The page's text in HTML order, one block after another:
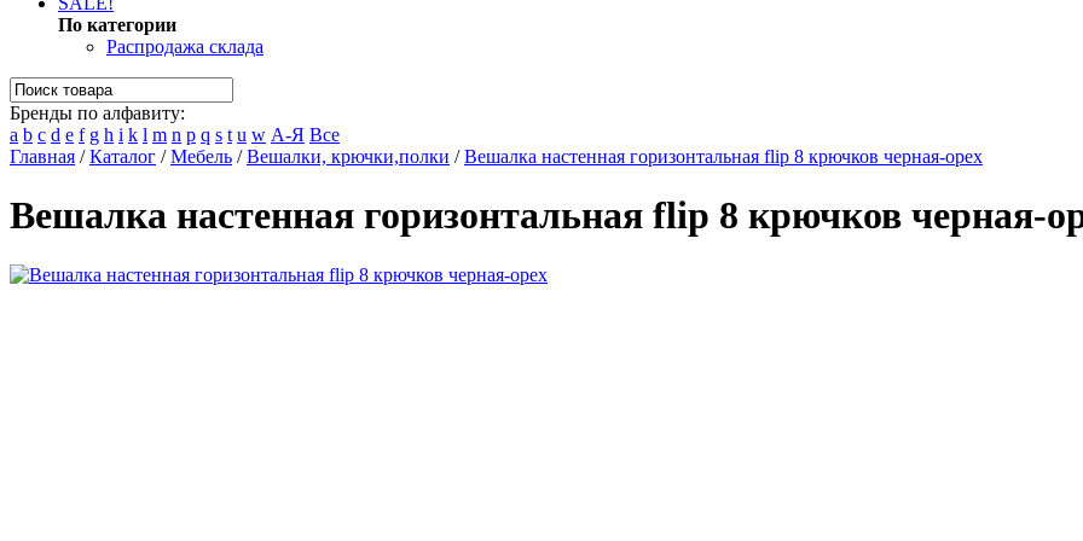
По категории
Распродажа склада
Бренды по алфавиту:
a b c d e f g h i k l m n p q s t u w А-Я Все
Главная /Каталог /Мебель /Вешалки, крючки,полки /Вешалка настенная горизонтальная flip 8 крючков черная-орех
Вешалка настенная горизонтальная flip 8 крючков черная-